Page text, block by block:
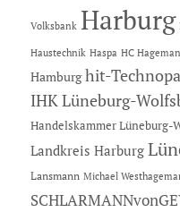
Volksbank Harburg
Haustechnik Haspa HC
Hamburg hit-
IHK Lüneburg-
Handelskammer Lüneburg-
Landkreis Harburg
Lansmann Michael